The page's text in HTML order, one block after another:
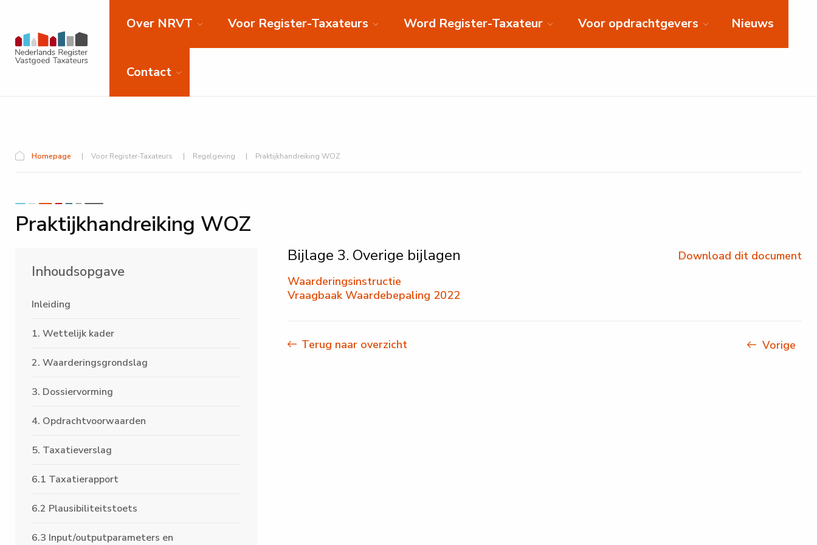
Over NRVT Voor Register-Taxateurs Word Register-Taxateur Voor opdrachtgevers Nieuws
Contact
Homepage Voor Register-Taxateurs Regelgeving Praktijkhandreiking WOZ
Praktijkhandreiking WOZ
Inhoudsopgave
Inleiding
1. Wettelijk kader
2. Waarderingsgrondslag
3. Dossiervorming
4. Opdrachtvoorwaarden
5. Taxatieverslag
6.1 Taxatierapport
6.2 Plausibiliteitstoets
6.3 Input/outputparameters en
Download dit document
Bijlage 3. Overige bijlagen
Waarderingsinstructie
Vraagbaak Waardebepaling 2022
Terug naar overzicht Vorige